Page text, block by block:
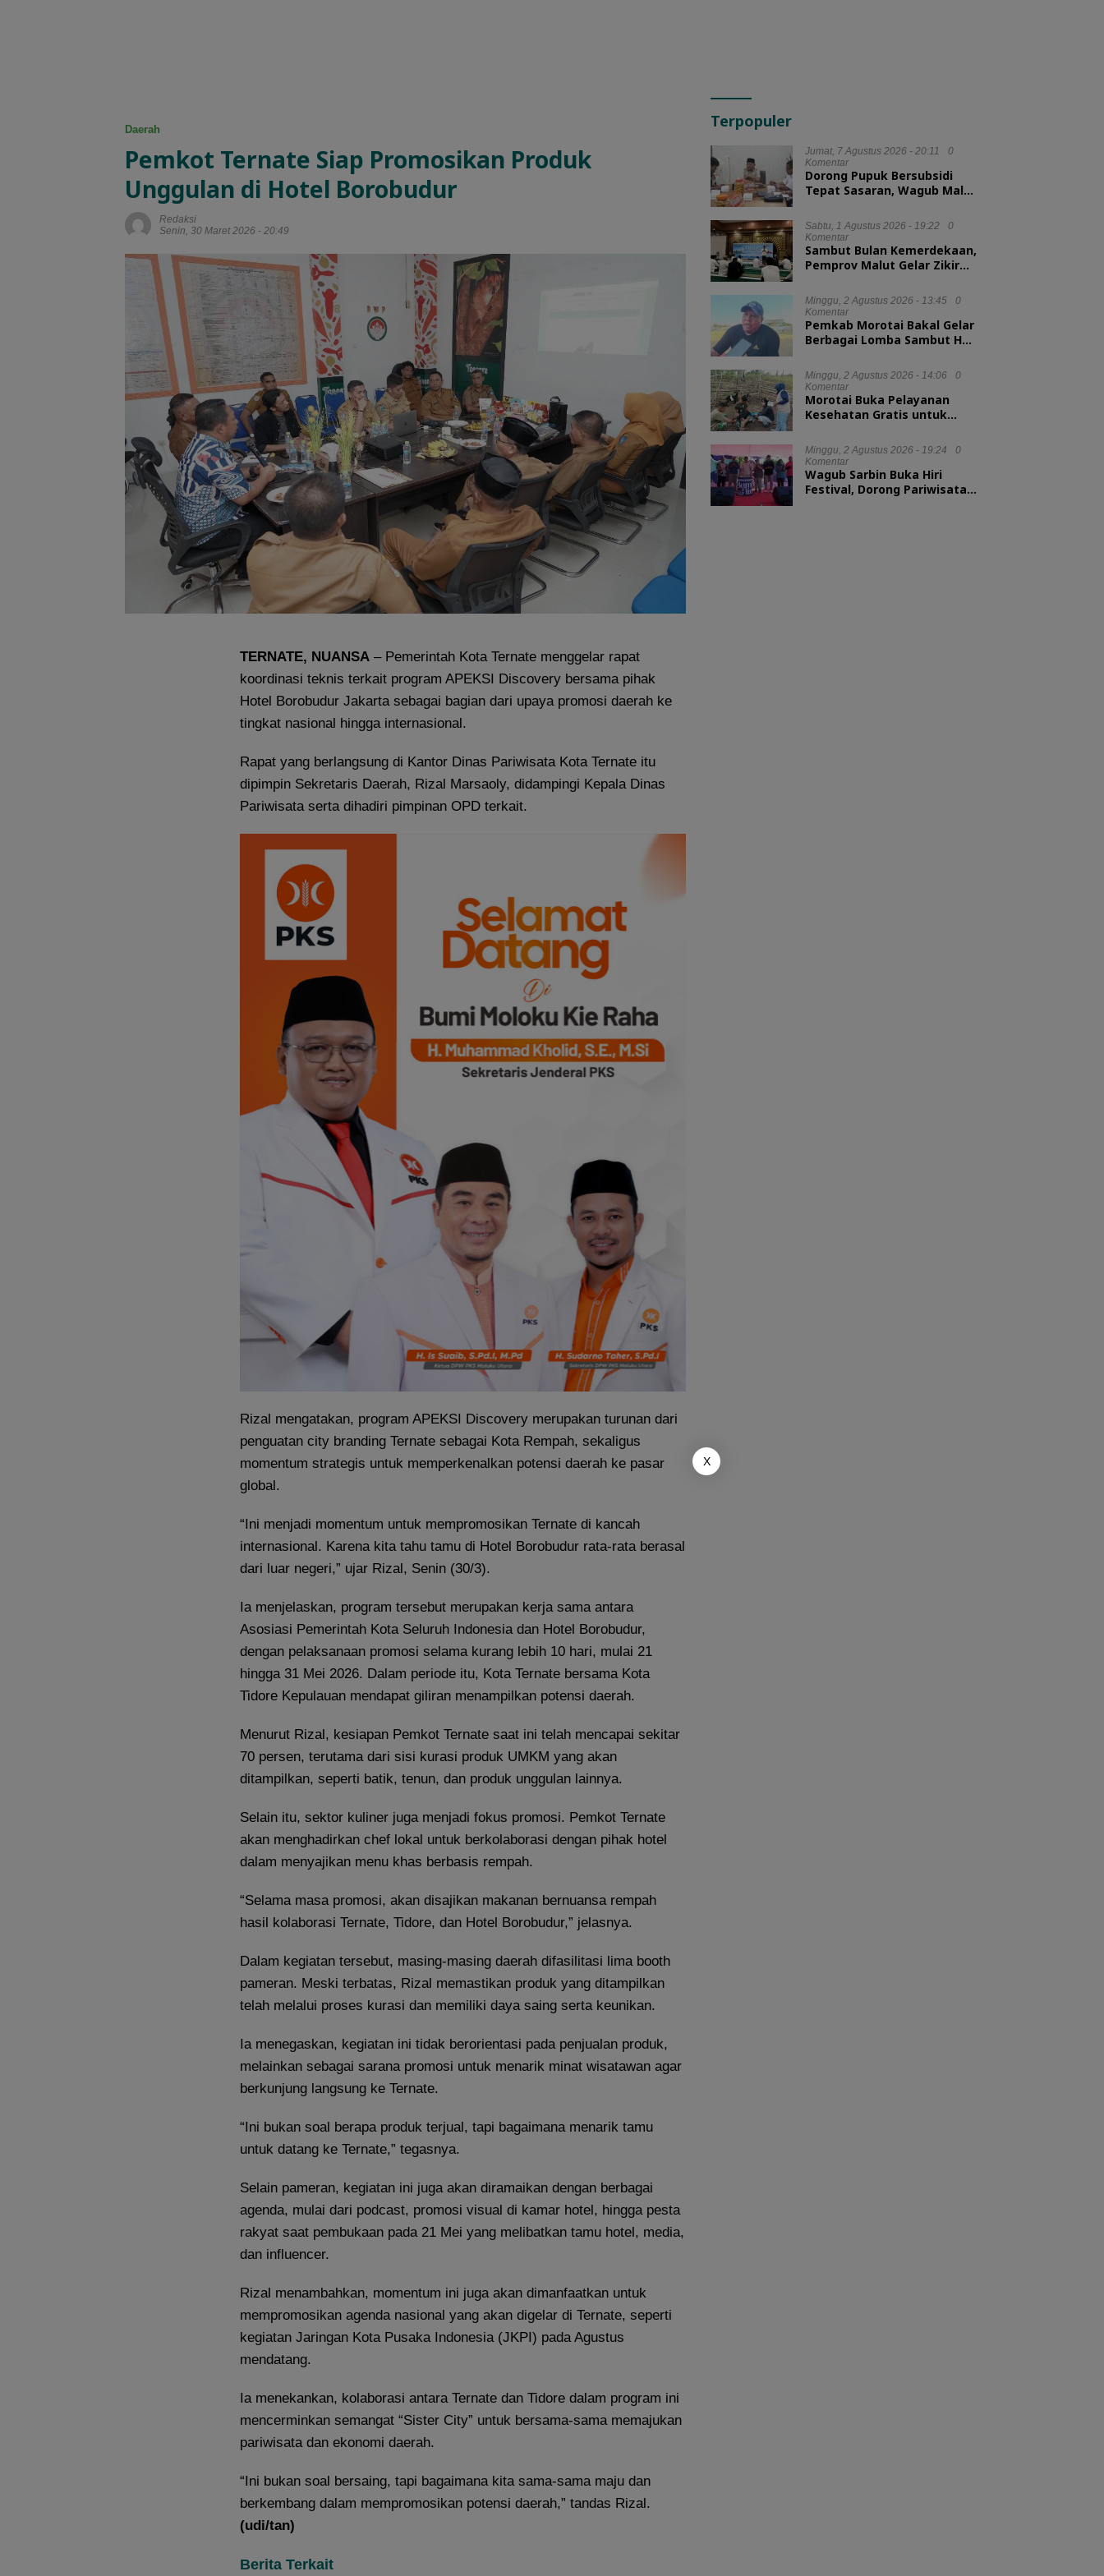
Daerah
Pemkot Ternate Siap Promosikan Produk
Unggulan di Hotel Borobudur
Redaksi
Senin, 30 Maret 2026 - 20:49
TERNATE, NUANSA – Pemerintah Kota Ternate menggelar rapat
koordinasi teknis terkait program APEKSI Discovery bersama pihak
Hotel Borobudur Jakarta sebagai bagian dari upaya promosi daerah ke
tingkat nasional hingga internasional.
Rapat yang berlangsung di Kantor Dinas Pariwisata Kota Ternate itu
dipimpin Sekretaris Daerah, Rizal Marsaoly, didampingi Kepala Dinas
Pariwisata serta dihadiri pimpinan OPD terkait.
Rizal mengatakan, program APEKSI Discovery merupakan turunan dari
penguatan city branding Ternate sebagai Kota Rempah, sekaligus
momentum strategis untuk memperkenalkan potensi daerah ke pasar
global.
“Ini menjadi momentum untuk mempromosikan Ternate di kancah
internasional. Karena kita tahu tamu di Hotel Borobudur rata-rata berasal
dari luar negeri,” ujar Rizal, Senin (30/3).
Ia menjelaskan, program tersebut merupakan kerja sama antara
Asosiasi Pemerintah Kota Seluruh Indonesia dan Hotel Borobudur,
dengan pelaksanaan promosi selama kurang lebih 10 hari, mulai 21
hingga 31 Mei 2026. Dalam periode itu, Kota Ternate bersama Kota
Tidore Kepulauan mendapat giliran menampilkan potensi daerah.
Menurut Rizal, kesiapan Pemkot Ternate saat ini telah mencapai sekitar
70 persen, terutama dari sisi kurasi produk UMKM yang akan
ditampilkan, seperti batik, tenun, dan produk unggulan lainnya.
Selain itu, sektor kuliner juga menjadi fokus promosi. Pemkot Ternate
akan menghadirkan chef lokal untuk berkolaborasi dengan pihak hotel
dalam menyajikan menu khas berbasis rempah.
“Selama masa promosi, akan disajikan makanan bernuansa rempah
hasil kolaborasi Ternate, Tidore, dan Hotel Borobudur,” jelasnya.
Dalam kegiatan tersebut, masing-masing daerah difasilitasi lima booth
pameran. Meski terbatas, Rizal memastikan produk yang ditampilkan
telah melalui proses kurasi dan memiliki daya saing serta keunikan.
Ia menegaskan, kegiatan ini tidak berorientasi pada penjualan produk,
melainkan sebagai sarana promosi untuk menarik minat wisatawan agar
berkunjung langsung ke Ternate.
“Ini bukan soal berapa produk terjual, tapi bagaimana menarik tamu
untuk datang ke Ternate,” tegasnya.
Selain pameran, kegiatan ini juga akan diramaikan dengan berbagai
agenda, mulai dari podcast, promosi visual di kamar hotel, hingga pesta
rakyat saat pembukaan pada 21 Mei yang melibatkan tamu hotel, media,
dan influencer.
Rizal menambahkan, momentum ini juga akan dimanfaatkan untuk
mempromosikan agenda nasional yang akan digelar di Ternate, seperti
kegiatan Jaringan Kota Pusaka Indonesia (JKPI) pada Agustus
mendatang.
Ia menekankan, kolaborasi antara Ternate dan Tidore dalam program ini
mencerminkan semangat “Sister City” untuk bersama-sama memajukan
pariwisata dan ekonomi daerah.
“Ini bukan soal bersaing, tapi bagaimana kita sama-sama maju dan
berkembang dalam mempromosikan potensi daerah,” tandas Rizal.
(udi/tan)
Berita Terkait
Terpopuler
Jumat, 7 Agustus 2026 - 20:11
0
Komentar
Dorong Pupuk Bersubsidi
Tepat Sasaran, Wagub Malut
Digitalisasi
Sabtu, 1 Agustus 2026 - 19:22
0
Komentar
Sambut Bulan Kemerdekaan,
Pemprov Malut Gelar Zikir
Minggu, 2 Agustus 2026 - 13:45
0
Komentar
Pemkab Morotai Bakal Gelar
Berbagai Lomba Sambut HUT
Minggu, 2 Agustus 2026 - 14:06
0
Komentar
Morotai Buka Pelayanan
Kesehatan Gratis untuk
Minggu, 2 Agustus 2026 - 19:24
0
Komentar
Wagub Sarbin Buka Hiri
Festival, Dorong Pariwisata
X